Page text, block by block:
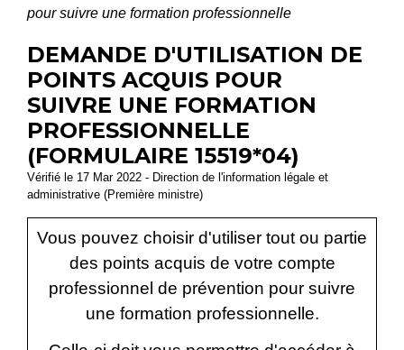
pour suivre une formation professionnelle
DEMANDE D'UTILISATION DE
POINTS ACQUIS POUR
SUIVRE UNE FORMATION
PROFESSIONNELLE
(FORMULAIRE 15519*04)
Vérifié le 17 Mar 2022 - Direction de l'information légale et
administrative (Première ministre)
Vous pouvez choisir d'utiliser tout ou partie
des points acquis de votre compte
professionnel de prévention pour suivre
une formation professionnelle.